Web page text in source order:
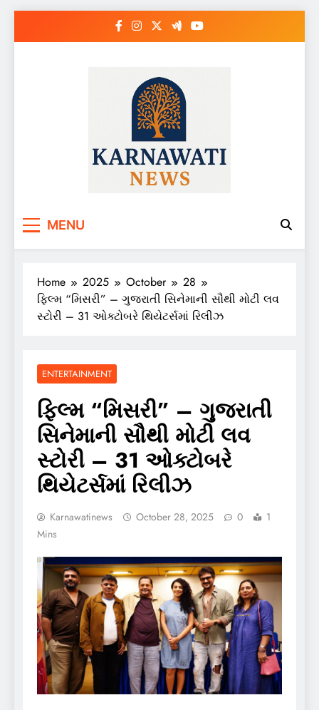
MENU
Home 2025 October
28
ફિલ્મ “મિસરી” – ગુજરાતી સિનેમાની સૌથી મોટી લવ
સ્ટોરી – 31 ઓક્ટોબરે થિયેટર્સમાં રિલીઝ
ENTERTAINMENT
ફિલ્મ “મિસરી” – ગુજરાતી
સિનેમાની સૌથી મોટી લવ
સ્ટોરી – 31 ઓક્ટોબરે
થિયેટર્સમાં રિલીઝ
Karnawatinews October 28, 2025 0
1
Mins